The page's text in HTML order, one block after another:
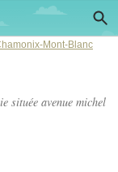
Mont-Blanc
située avenue michel